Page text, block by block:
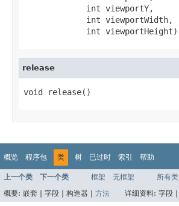
             int viewportY,
             int viewportWidth,
             int viewportHeight)
release
void release()
概览 程序包 类 树 已过时 索引 帮助
上一个类 下一个类 框架 无框架
所有类
概要: 嵌套 | 字段 | 构造器 | 方法 详细资料: 字段 |